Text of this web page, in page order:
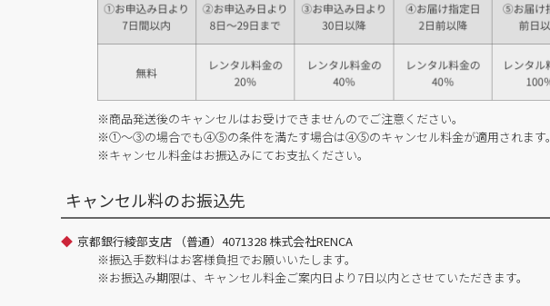
※商品発送後のキャンセルはお受けできませんのでご注意ください。
※①～③の場合でも④⑤の条件を満たす場合は④⑤のキャンセル料金が適用されます。
※キャンセル料金はお振込みにてお支払ください。
キャンセル料のお振込先
京都銀行綾部支店 （普通）4071328 株式会社RENCA
※振込手数料はお客様負担でお願いいたします。
※お振込み期限は、キャンセル料金ご案内日より7日以内とさせていただきます。